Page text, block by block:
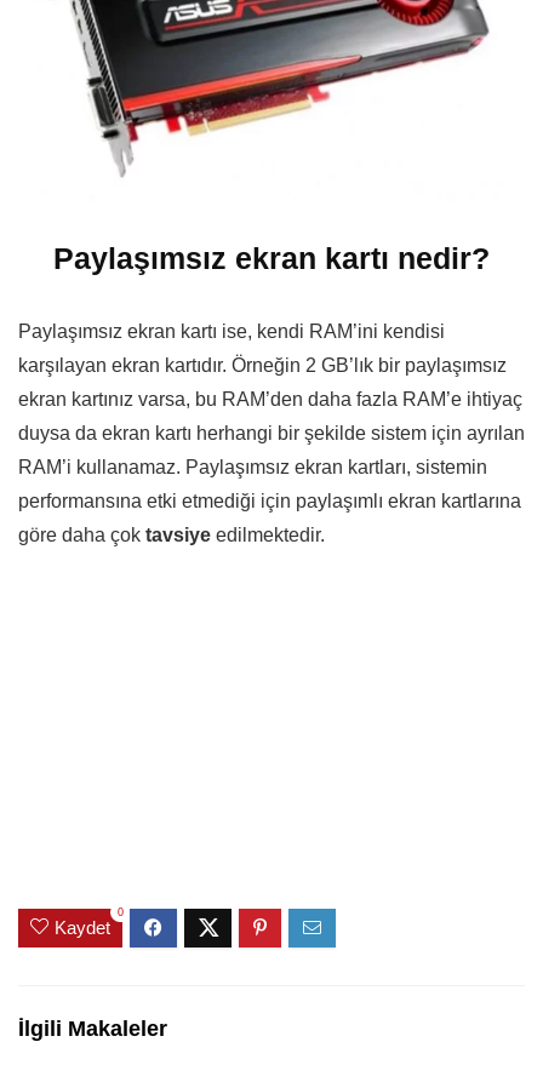
Paylaşımsız ekran kartı nedir?
Paylaşımsız ekran kartı ise, kendi RAM’ini kendisi
karşılayan ekran kartıdır. Örneğin 2 GB’lık bir paylaşımsız
ekran kartınız varsa, bu RAM’den daha fazla RAM’e ihtiyaç
duysa da ekran kartı herhangi bir şekilde sistem için ayrılan
RAM’i kullanamaz. Paylaşımsız ekran kartları, sistemin
performansına etki etmediği için paylaşımlı ekran kartlarına
göre daha çok tavsiye edilmektedir.
Kaydet
0
İlgili Makaleler